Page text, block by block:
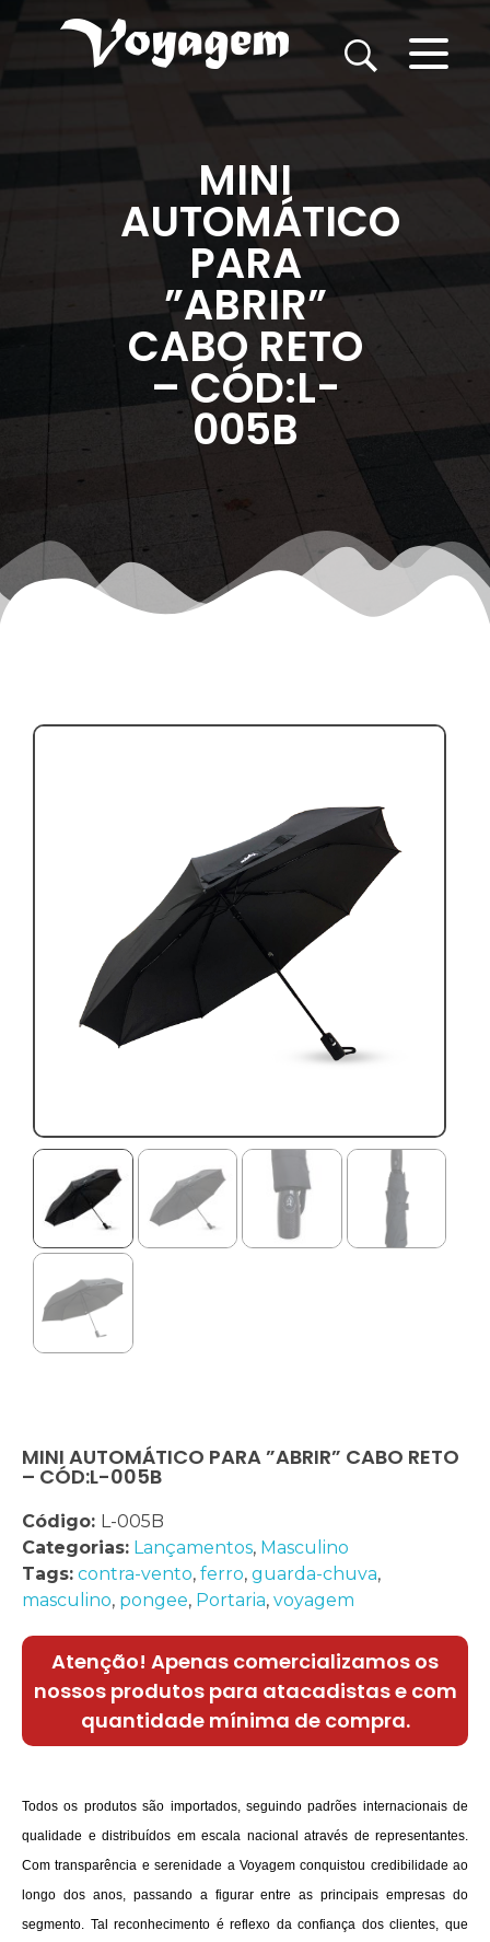
MINI
AUTOMÁTICO
PARA
”ABRIR”
CABO RETO
– CÓD:L-
005B
MINI AUTOMÁTICO PARA ”ABRIR” CABO RETO
– CÓD:L-005B
Código: L-005B
Categorias: Lançamentos, Masculino
Tags: contra-vento, ferro, guarda-chuva,
masculino, pongee, Portaria, voyagem
Atenção! Apenas comercializamos os
nossos produtos para atacadistas e com
quantidade mínima de compra.
Todos os produtos são importados, seguindo padrões internacionais de
qualidade e distribuídos em escala nacional através de representantes.
Com transparência e serenidade a Voyagem conquistou credibilidade ao
longo dos anos, passando a figurar entre as principais empresas do
segmento. Tal reconhecimento é reflexo da confiança dos clientes, que